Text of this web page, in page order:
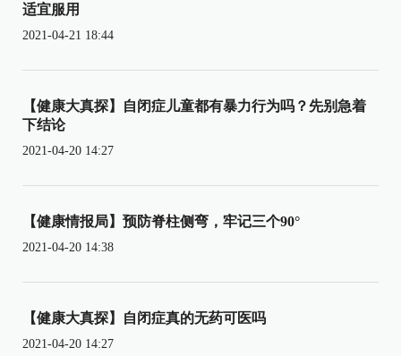
适宜服用
2021-04-21 18:44
【健康大真探】自闭症儿童都有暴力行为吗？先别急着
下结论
2021-04-20 14:27
【健康情报局】预防脊柱侧弯，牢记三个90°
2021-04-20 14:38
【健康大真探】自闭症真的无药可医吗
2021-04-20 14:27